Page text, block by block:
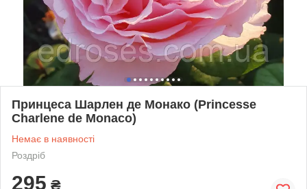
Принцеса Шарлен де Монако (Princesse
Charlene de Monaco)
Немає в наявності
Роздріб
295 ₴